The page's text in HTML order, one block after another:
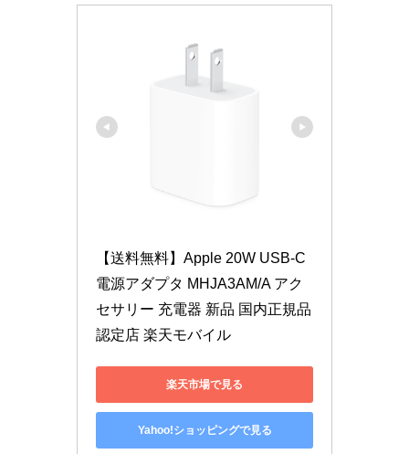
【送料無料】Apple 20W USB-C
電源アダプタ MHJA3AM/A アク
セサリー 充電器 新品 国内正規品
認定店 楽天モバイル
楽天市場で見る
Yahoo!ショッピングで見る